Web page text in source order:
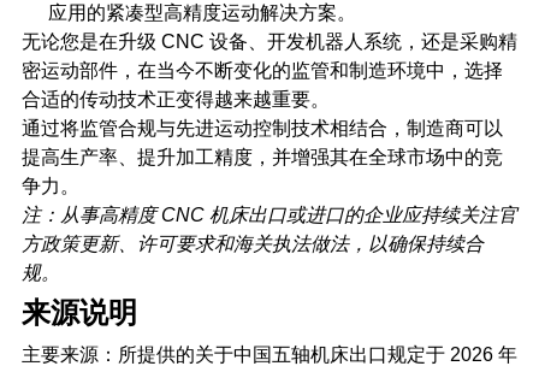
应用的紧凑型高精度运动解决方案。
无论您是在升级 CNC 设备、开发机器人系统，还是采购精
密运动部件，在当今不断变化的监管和制造环境中，选择
合适的传动技术正变得越来越重要。
通过将监管合规与先进运动控制技术相结合，制造商可以
提高生产率、提升加工精度，并增强其在全球市场中的竞
争力。
注：从事高精度 CNC 机床出口或进口的企业应持续关注官
方政策更新、许可要求和海关执法做法，以确保持续合
规。
来源说明
主要来源：所提供的关于中国五轴机床出口规定于 2026 年